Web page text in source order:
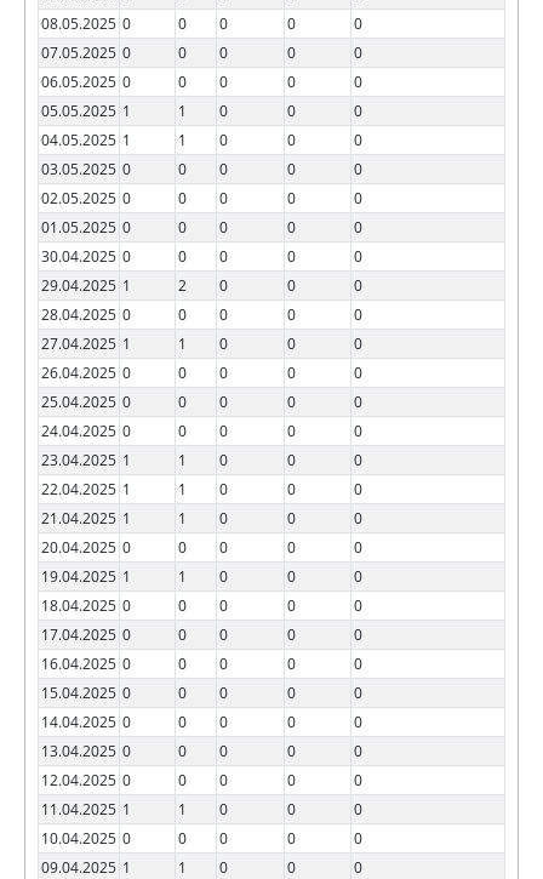
08.05.2025 0 0 0 0
0
07.05.2025 0 0 0 0
0
06.05.2025 0 0 0 0
0
05.05.2025 1 1 0 0
0
04.05.2025 1 1 0 0
0
03.05.2025 0 0 0 0
0
02.05.2025 0 0 0 0
0
01.05.2025 0 0 0 0
0
30.04.2025 0 0 0 0
0
29.04.2025 1 2 0 0
0
28.04.2025 0 0 0 0
0
27.04.2025 1 1 0 0
0
26.04.2025 0 0 0 0
0
25.04.2025 0 0 0 0
0
24.04.2025 0 0 0 0
0
23.04.2025 1 1 0 0
0
22.04.2025 1 1 0 0
0
21.04.2025 1 1 0 0
0
20.04.2025 0 0 0 0
0
19.04.2025 1 1 0 0
0
18.04.2025 0 0 0 0
0
17.04.2025 0 0 0 0
0
16.04.2025 0 0 0 0
0
15.04.2025 0 0 0 0
0
14.04.2025 0 0 0 0
0
13.04.2025 0 0 0 0
0
12.04.2025 0 0 0 0
0
11.04.2025 1 1 0 0
0
10.04.2025 0 0 0 0
0
09.04.2025 1 1 0 0
0